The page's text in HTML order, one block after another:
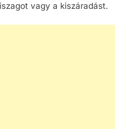
vagy a kiszáradást.